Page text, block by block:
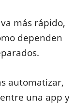
más rápido,
dependen
automatizar,
una app y